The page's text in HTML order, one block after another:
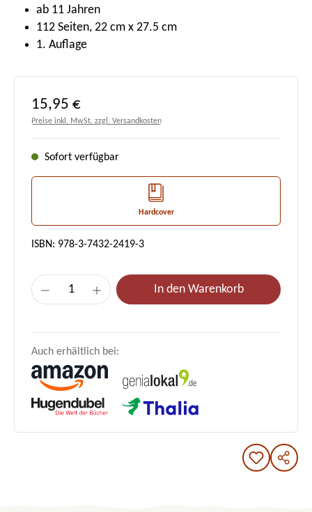
ab 11 Jahren
112 Seiten, 22 cm x 27.5 cm
1. Auflage
Regulärer Preis:
15,95 €
Preise inkl. MwSt. zzgl. Versandkosten
Sofort verfügbar
Hardcover
ISBN: 978-3-7432-2419-3
Produkt Anzahl: Gib den gewünschten
In den Warenkorb
Auch erhältlich bei: